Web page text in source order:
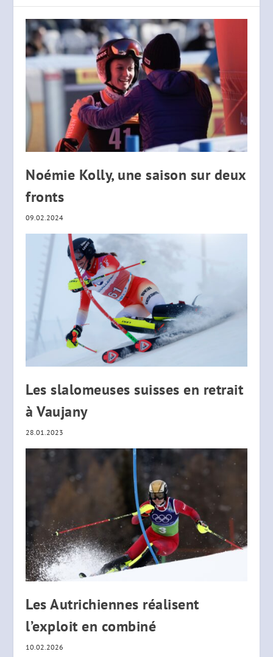
Noémie Kolly, une saison sur deux
fronts
09.02.2024
Les slalomeuses suisses en retrait
à Vaujany
28.01.2023
Les Autrichiennes réalisent
l’exploit en combiné
10.02.2026